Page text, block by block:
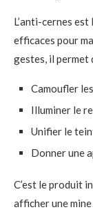
L’anti-cernes est
efficaces pour
gestes, il permet
Camoufler
Illuminer le
Unifier le
Donner une
C’est le produit
afficher une